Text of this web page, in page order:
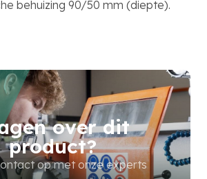
behuizing 90/50 mm (diepte).
over dit
product?
op met onze experts